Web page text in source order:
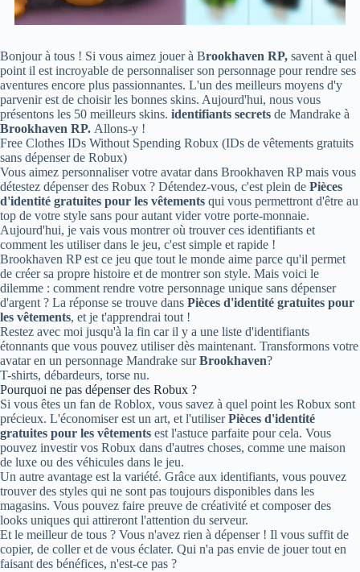
Bonjour à tous ! Si vous aimez jouer à Brookhaven RP, savent à quel
point il est incroyable de personnaliser son personnage pour rendre ses
aventures encore plus passionnantes. L'un des meilleurs moyens d'y
parvenir est de choisir les bonnes skins. Aujourd'hui, nous vous
présentons les 50 meilleurs skins. identifiants secrets de Mandrake à
Brookhaven RP. Allons-y !
Free Clothes IDs Without Spending Robux (IDs de vêtements gratuits
sans dépenser de Robux)
Vous aimez personnaliser votre avatar dans Brookhaven RP mais vous
détestez dépenser des Robux ? Détendez-vous, c'est plein de Pièces
d'identité gratuites pour les vêtements qui vous permettront d'être au
top de votre style sans pour autant vider votre porte-monnaie.
Aujourd'hui, je vais vous montrer où trouver ces identifiants et
comment les utiliser dans le jeu, c'est simple et rapide !
Brookhaven RP est ce jeu que tout le monde aime parce qu'il permet
de créer sa propre histoire et de montrer son style. Mais voici le
dilemme : comment rendre votre personnage unique sans dépenser
d'argent ? La réponse se trouve dans Pièces d'identité gratuites pour
les vêtements, et je t'apprendrai tout !
Restez avec moi jusqu'à la fin car il y a une liste d'identifiants
étonnants que vous pouvez utiliser dès maintenant. Transformons votre
avatar en un personnage Mandrake surBrookhaven?
T-shirts, débardeurs, torse nu.
Pourquoi ne pas dépenser des Robux ?
Si vous êtes un fan de Roblox, vous savez à quel point les Robux sont
précieux. L'économiser est un art, et l'utiliserPièces d'identité
gratuites pour les vêtements est l'astuce parfaite pour cela. Vous
pouvez investir vos Robux dans d'autres choses, comme une maison
de luxe ou des véhicules dans le jeu.
Un autre avantage est la variété. Grâce aux identifiants, vous pouvez
trouver des styles qui ne sont pas toujours disponibles dans les
magasins. Vous pouvez faire preuve de créativité et composer des
looks uniques qui attireront l'attention du serveur.
Et le meilleur de tous ? Vous n'avez rien à dépenser ! Il vous suffit de
copier, de coller et de vous éclater. Qui n'a pas envie de jouer tout en
faisant des bénéfices, n'est-ce pas ?